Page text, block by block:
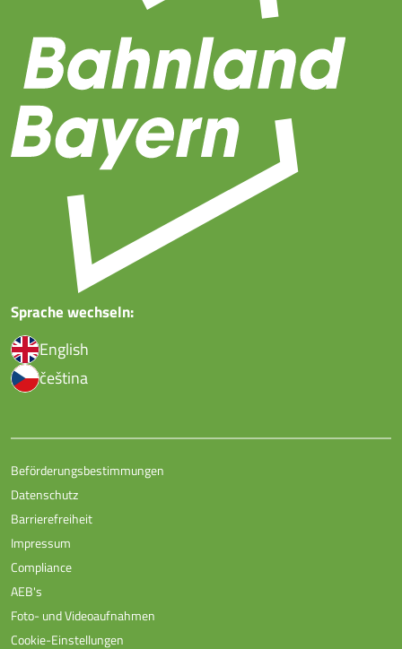
Sprache wechseln:
English
čeština
Beförderungsbestimmungen
Datenschutz
Barrierefreiheit
Impressum
Compliance
AEB's
Foto- und Videoaufnahmen
Cookie-Einstellungen